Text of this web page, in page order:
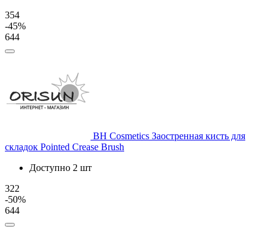
354
-45%
644
BH Cosmetics Заостренная кисть для
складок Pointed Crease Brush
Доступно 2 шт
322
-50%
644